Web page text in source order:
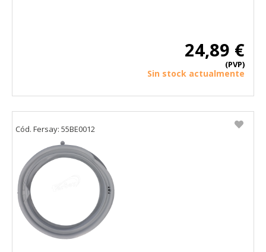
24,89 €
(PVP)
Sin stock actualmente
Cód. Fersay: 55BE0012